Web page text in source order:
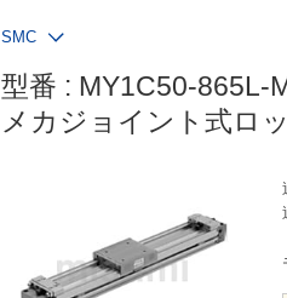
SMC
型番 : MY1C50-865L-
メカジョイント式ロ